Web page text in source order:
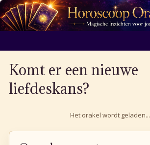
Komt er een nieuwe
liefdeskans?
Het orakel wordt geladen...